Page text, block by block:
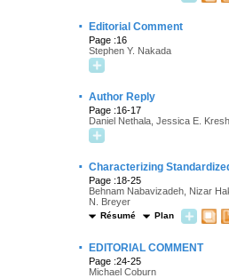
· Editorial Comment
Page :16
Stephen Y. Nakada
· Author Reply
Page :16-17
Daniel Nethala, Jessica E.
· Characterizing
Page :18-25
Behnam Nabavizadeh, Nizar
N. Breyer
Résumé Plan
· EDITORIAL COMMENT
Page :24-25
Michael Coburn